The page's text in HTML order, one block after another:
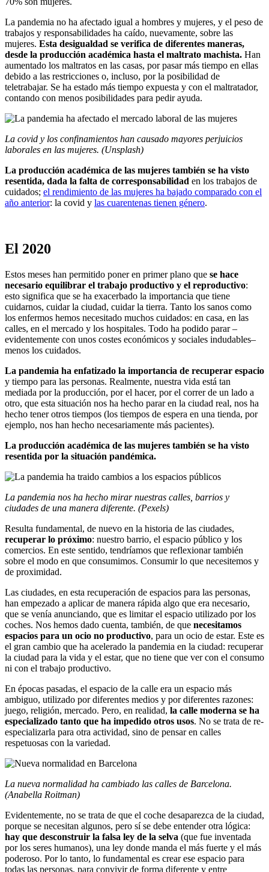
La pandemia no ha afectado igual a hombres y mujeres, y el peso de
trabajos y responsabilidades ha caído, nuevamente, sobre las
mujeres. Esta desigualdad se verifica de diferentes maneras,
desde la producción académica hasta el maltrato machista. Han
aumentado los maltratos en las casas, por pasar más tiempo en ellas
debido a las restricciones o, incluso, por la posibilidad de
teletrabajar. Se ha estado más tiempo expuesta y con el maltratador,
contando con menos posibilidades para pedir ayuda.
La covid y los confinamientos han causado mayores perjuicios
laborales en las mujeres. (Unsplash)
La producción académica de las mujeres también se ha visto
resentida, dada la falta de corresponsabilidad en los trabajos de
cuidados; el rendimiento de las mujeres ha bajado comparado con el
año anterior: la covid y las cuarentenas tienen género.
El 2020
Estos meses han permitido poner en primer plano que se hace
necesario equilibrar el trabajo productivo y el reproductivo:
esto significa que se ha exacerbado la importancia que tiene
cuidarnos, cuidar la ciudad, cuidar la tierra. Tanto los sanos como
los enfermos hemos necesitado muchos cuidados: en casa, en las
calles, en el mercado y los hospitales. Todo ha podido parar –
evidentemente con unos costes económicos y sociales indudables–
menos los cuidados.
La pandemia ha enfatizado la importancia de recuperar espacio
y tiempo para las personas. Realmente, nuestra vida está tan
mediada por la producción, por el hacer, por el correr de un lado a
otro, que esta situación nos ha hecho parar en la ciudad real, nos ha
hecho tener otros tiempos (los tiempos de espera en una tienda, por
ejemplo, nos han hecho necesariamente más pacientes).
La producción académica de las mujeres también se ha visto
resentida por la situación pandémica.
La pandemia nos ha hecho mirar nuestras calles, barrios y
ciudades de una manera diferente. (Pexels)
Resulta fundamental, de nuevo en la historia de las ciudades,
recuperar lo próximo: nuestro barrio, el espacio público y los
comercios. En este sentido, tendríamos que reflexionar también
sobre el modo en que consumimos. Consumir lo que necesitemos y
de proximidad.
Las ciudades, en esta recuperación de espacios para las personas,
han empezado a aplicar de manera rápida algo que era necesario,
que se venía anunciando, que es limitar el espacio utilizado por los
coches. Nos hemos dado cuenta, también, de que necesitamos
espacios para un ocio no productivo, para un ocio de estar. Este es
el gran cambio que ha acelerado la pandemia en la ciudad: recuperar
la ciudad para la vida y el estar, que no tiene que ver con el consumo
ni con el trabajo productivo.
En épocas pasadas, el espacio de la calle era un espacio más
ambiguo, utilizado por diferentes medios y por diferentes razones:
juego, religión, mercado. Pero, en realidad, la calle moderna se ha
especializado tanto que ha impedido otros usos. No se trata de re-
especializarla para otra actividad, sino de pensar en calles
respetuosas con la variedad.
La nueva normalidad ha cambiado las calles de Barcelona.
(Anabella Roitman)
Evidentemente, no se trata de que el coche desaparezca de la ciudad,
porque se necesitan algunos, pero sí se debe entender otra lógica:
hay que desconstruir la falsa ley de la selva (que fue inventada
por los seres humanos), una ley donde manda el más fuerte y el más
poderoso. Por lo tanto, lo fundamental es crear ese espacio para
todas las personas, para convivir de forma diferente y entre